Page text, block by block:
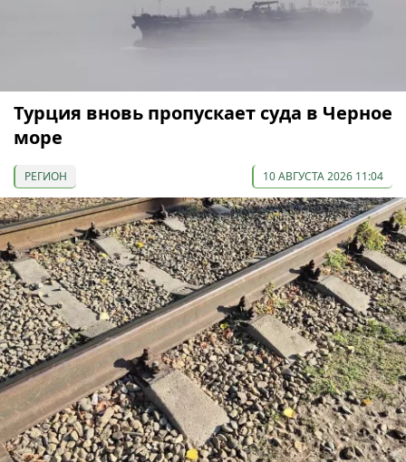
Турция вновь пропускает суда в Черное
море
РЕГИОН 10 АВГУСТА 2026 11:04